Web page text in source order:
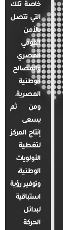
خاصة تلك
التي تتصل
بالأمن
القومي
المصري
والمصالح
الوطنية
المصرية.
ومن ثم
يسعى
إنتاج المركز
لتغطية
الأولويات
الوطنية،
وتوفير رؤية
استباقية
لبدائل
الحركة